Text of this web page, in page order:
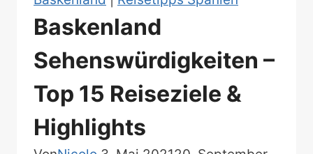
Baskenland
Sehenswürdigkeiten –
Top 15 Reiseziele &
Highlights